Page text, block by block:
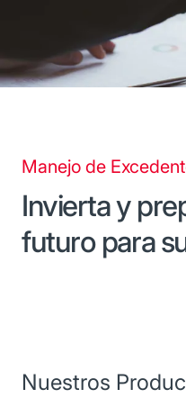
Manejo de
Invierta y
futuro para
Nuestros